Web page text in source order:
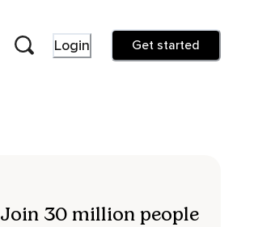
Login Get started
Join 30 million people